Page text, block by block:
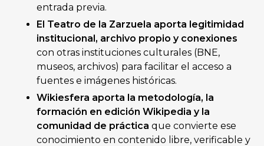
entrada previa.
El Teatro de la Zarzuela aporta legitimidad
institucional, archivo propio y conexiones
con otras instituciones culturales (BNE,
museos, archivos) para facilitar el acceso a
fuentes e imágenes históricas.
Wikiesfera aporta la metodología, la
formación en edición Wikipedia y la
comunidad de práctica que convierte ese
conocimiento en contenido libre, verificable y